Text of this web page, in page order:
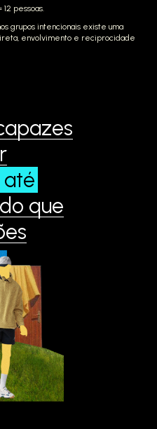
pessoas.
grupos intencionais existe uma
envolvimento e reciprocidade
até
do que